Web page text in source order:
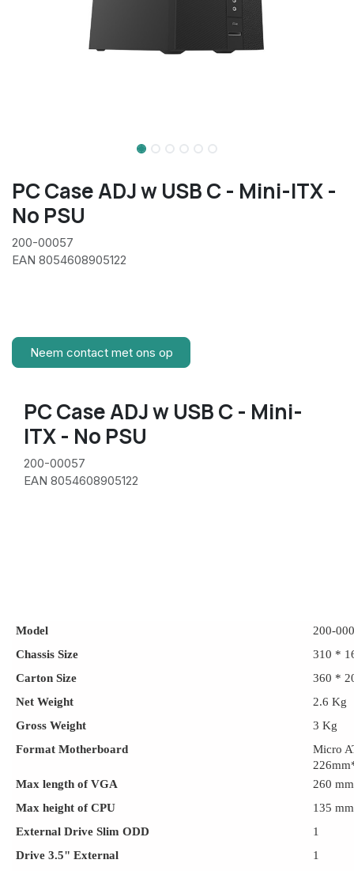
PC Case ADJ w USB C - Mini-ITX -
No PSU
200-00057
EAN 8054608905122
Neem contact met ons op
PC Case ADJ w USB C - Mini-
ITX - No PSU
200-00057
EAN 8054608905122
Model
200-
Chassis Size
310 *
Carton Size
360 *
Net Weight
2.6 Kg
Gross Weight
3 Kg
Format Motherboard
Micro
Max length of VGA
260 mm
Max height of CPU
135 mm
External Drive Slim ODD
1
Drive 3.5" External
1